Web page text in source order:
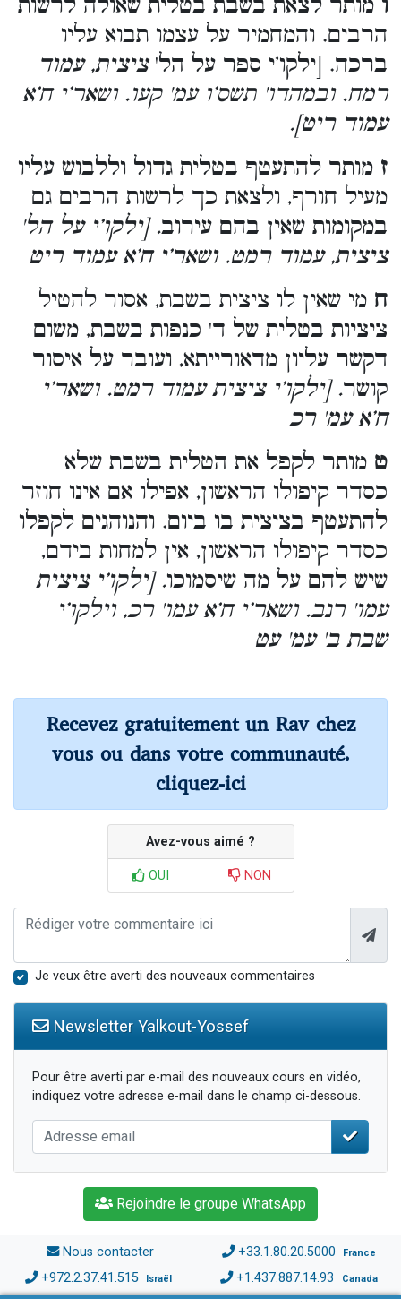
הרבים. והמחמיר על עצמו תבוא עליו
ברכה. [ילקו’י ספר על הל'ציצית, עמוד
רמח. ובמהדו' תשס’ו עמ' קעו. ושאר’י ח’א
עמוד ריט].
ז מותר להתעטף בטלית גדול וללבוש עליו
מעיל חורף, ולצאת כך לרשות הרבים גם
במקומות שאין בהם עירוב. [ילקו’י על הל'
ציצית, עמוד רמט. ושאר’י ח’א עמוד ריט
ח מי שאין לו ציצית בשבת, אסור להטיל
ציציות בטלית של ד' כנפות בשבת, משום
דקשר עליון מדאורייתא, ועובר על איסור
קושר. [ילקו’י ציצית עמוד רמט. ושאר’י
ח’א עמ' רכ
ט מותר לקפל את הטלית בשבת שלא
כסדר קיפולו הראשון, אפילו אם אינו חוזר
להתעטף בציצית בו ביום. והנוהגים לקפלו
כסדר קיפולו הראשון, אין למחות בידם,
שיש להם על מה שיסמוכו. [ילקו’י ציצית
עמו' רנב. ושאר’י ח’א עמו' רכ, וילקו’י
שבת ב' עמ' עט
Recevez gratuitement un Rav chez
vous ou dans votre communauté,
cliquez-ici
Avez-vous aimé ?
OUI NON
Je veux être averti des nouveaux commentaires
Newsletter Yalkout-Yossef
Pour être averti par e-mail des nouveaux cours en vidéo,
indiquez votre adresse e-mail dans le champ ci-dessous.
Rejoindre le groupe WhatsApp
Nous contacter +33.1.80.20.5000 France
+972.2.37.41.515 Israël +1.437.887.14.93 Canada